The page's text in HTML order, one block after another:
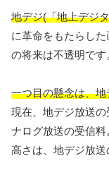
地デジ(「地上デジ
に革命をもたらし
の将来は不透明です
一つ目の懸念は、
現在、地デジ放送
ナログ放送の受信
高さは、地デジ放送